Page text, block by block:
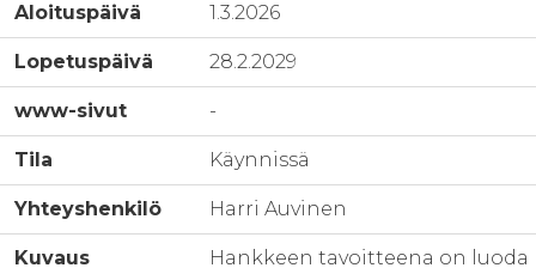
Aloituspäivä 1.3.2026
Lopetuspäivä 28.2.2029
www-sivut -
Tila Käynnissä
Yhteyshenkilö Harri Auvinen
Kuvaus
Hankkeen tavoitteena on luoda